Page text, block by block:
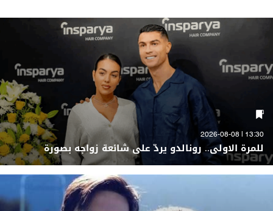
13:30 | 2026-08-08
للمرة الاولى.. رونالدو يردّ على شائعة زواجه بصورة